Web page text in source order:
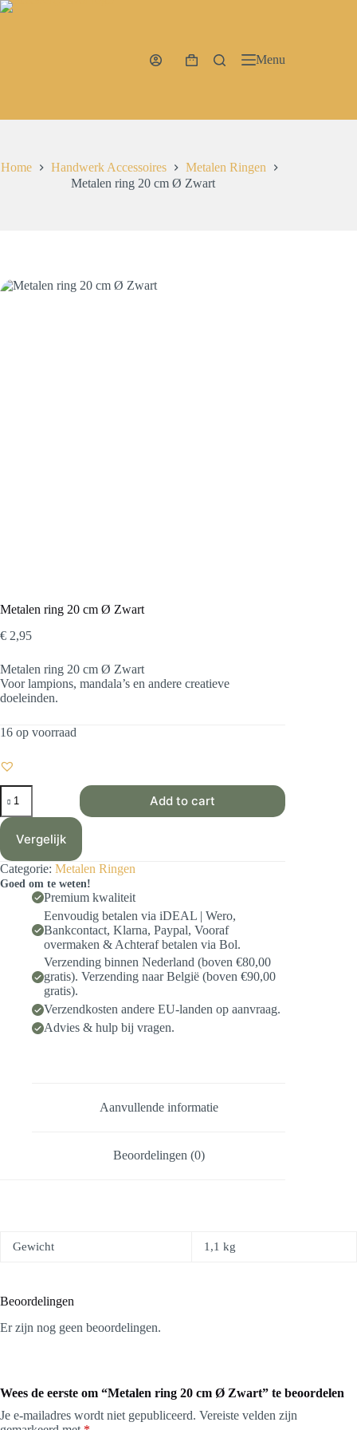
Ga
WinkelwagenMenu
Home Handwerk Accessoires
Metalen Ringen
Metalen ring 20 cm Ø Zwart
Metalen ring 20 cm Ø Zwart
€ 2,95
Metalen ring 20 cm Ø Zwart
Voor lampions, mandala’s en andere creatieve
doeleinden.
16 op voorraad
Metalen
ring
20
cm
Zwart
aantal
Add to cart
Vergelijk
Categorie: Metalen Ringen
Goed om te weten!
Premium kwaliteit
Eenvoudig betalen via iDEAL | Wero,
Bankcontact, Klarna, Paypal, Vooraf
overmaken & Achteraf betalen via Bol.
Verzending binnen Nederland (boven €80,00
gratis). Verzending naar België (boven €90,00
gratis).
Verzendkosten andere EU-landen op aanvraag.
Advies & hulp bij vragen.
Aanvullende informatie
Beoordelingen (0)
Gewicht 1,1 kg
Beoordelingen
Er zijn nog geen beoordelingen.
Wees de eerste om “Metalen ring 20 cm Ø Zwart” te beoordelen
Je e-mailadres wordt niet gepubliceerd. Vereiste velden zijn